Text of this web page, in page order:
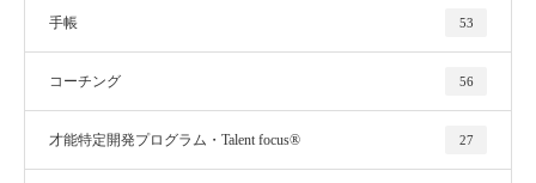
手帳 53
コーチング 56
才能特定開発プログラム・Talent focus® 27